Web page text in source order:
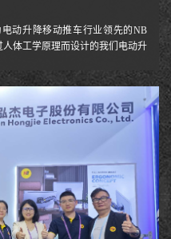
动升降移动推车行业领先的NB
人体工学原理而设计的我们电动升
场签单客户。